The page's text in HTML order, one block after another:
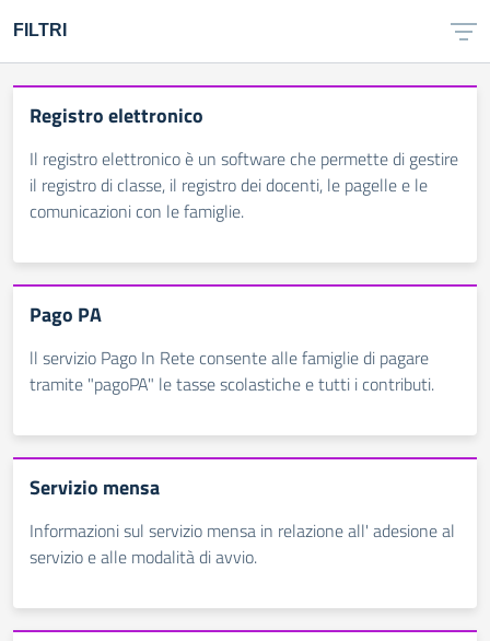
FILTRI
Registro elettronico
Il registro elettronico è un software che permette di gestire
il registro di classe, il registro dei docenti, le pagelle e le
comunicazioni con le famiglie.
Pago PA
ll servizio Pago In Rete consente alle famiglie di pagare
tramite "pagoPA" le tasse scolastiche e tutti i contributi.
Servizio mensa
Informazioni sul servizio mensa in relazione all' adesione al
servizio e alle modalità di avvio.